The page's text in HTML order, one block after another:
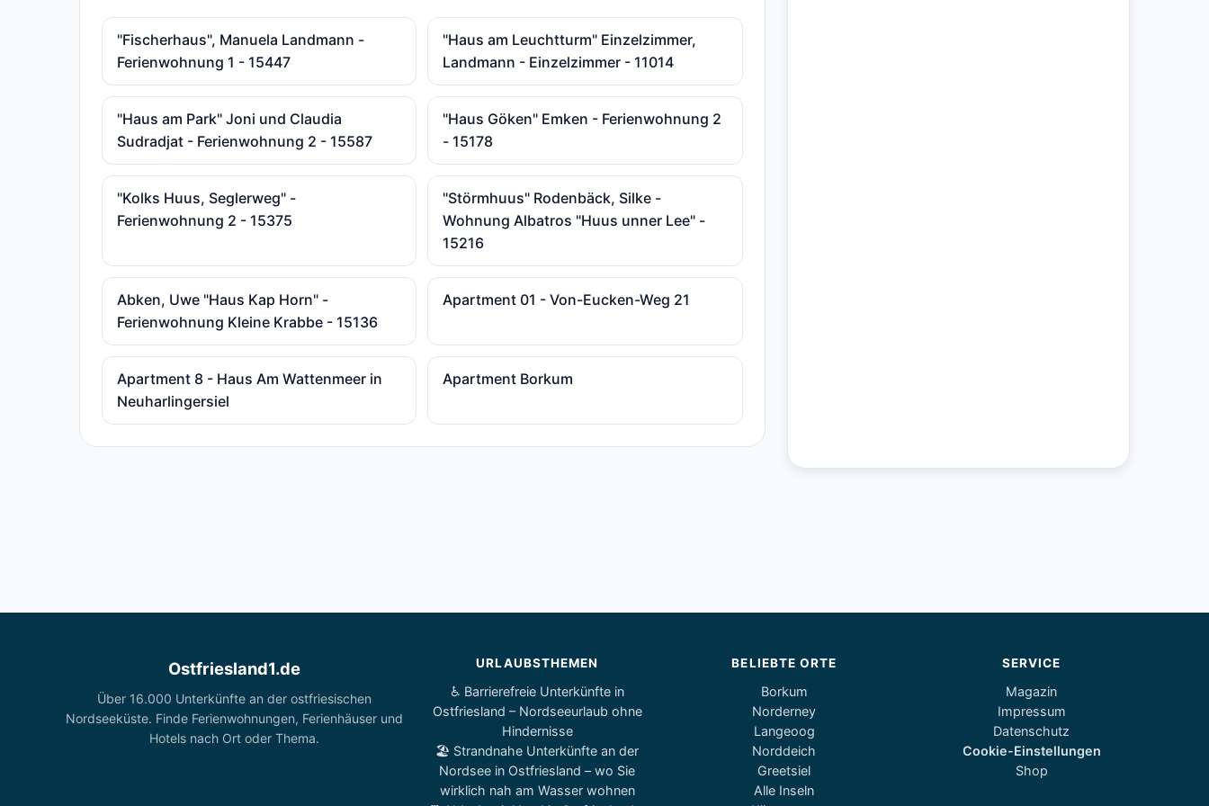
"Fischerhaus", Manuela Landmann -
Ferienwohnung 1 - 15447
"Haus am Leuchtturm" Einzelzimmer,
Landmann - Einzelzimmer - 11014
"Haus am Park" Joni und Claudia
Sudradjat - Ferienwohnung 2 - 15587
"Haus Göken" Emken - Ferienwohnung 2
- 15178
"Kolks Huus, Seglerweg" -
Ferienwohnung 2 - 15375
"Störmhuus" Rodenbäck, Silke -
Wohnung Albatros "Huus unner Lee" -
15216
Abken, Uwe "Haus Kap Horn" -
Ferienwohnung Kleine Krabbe - 15136
Apartment 01 - Von-Eucken-Weg 21
Apartment 8 - Haus Am Wattenmeer in
Neuharlingersiel
Apartment Borkum
Ostfriesland1.de
Über 16.000 Unterkünfte an der ostfriesischen
Nordseeküste. Finde Ferienwohnungen, Ferienhäuser und
Hotels nach Ort oder Thema.
URLAUBSTHEMEN
♿ Barrierefreie Unterkünfte in
Ostfriesland – Nordseeurlaub ohne
Hindernisse
🏖️ Strandnahe Unterkünfte an der
Nordsee in Ostfriesland – wo Sie
wirklich nah am Wasser wohnen
BELIEBTE ORTE
Borkum
Norderney
Langeoog
Norddeich
Greetsiel
Alle Inseln
SERVICE
Magazin
Impressum
Datenschutz
Cookie-Einstellungen
Shop